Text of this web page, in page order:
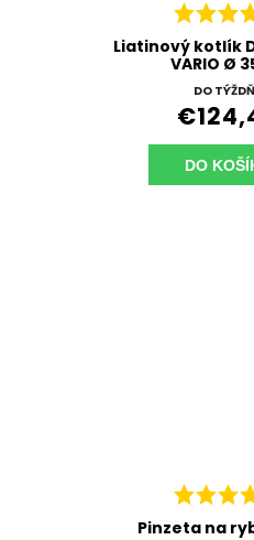
Liatinový kotlík
VARIO Ø
DO
DO
Pinzeta na